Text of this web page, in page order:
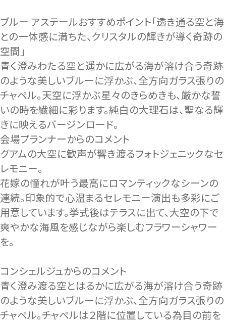
ブルー アステールおすすめポイント「透き通る空と海
との一体感に満ちた、クリスタルの輝きが導く奇跡の
空間」
青く澄みわたる空と遥かに広がる海が溶け合う奇跡
のような美しいブルーに浮かぶ、全方向ガラス張りの
チャペル。天空に浮かぶ星々のきらめきも、厳かな誓
いの時を繊細に彩ります。純白の大理石は、聖なる輝
きに映えるバージンロード。
会場プランナーからのコメント
グアムの大空に歓声が響き渡るフォトジェニックなセ
レモニー。
花嫁の憧れが叶う最高にロマンティックなシーンの
連続。印象的で心温まるセレモニー演出も多彩にご
用意しています。挙式後はテラスに出て、大空の下で
爽やかな海風を感じながら楽しむフラワーシャワー
を。
コンシェルジュからのコメント
青く澄み渡る空とはるかに広がる海が溶け合う奇跡
のような美しいブルーに浮かぶ、全方向ガラス張りの
チャペル。チャペルは２階に位置している為目の前を